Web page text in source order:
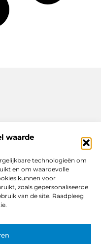
waarde
technologieën om
en om waardevolle
kunnen voor
zoals gepersonaliseerde
van de site. Raadpleeg
verhalen – alles op Cdv-
artikelen die je dagelijks
tot boeiende inzichten.